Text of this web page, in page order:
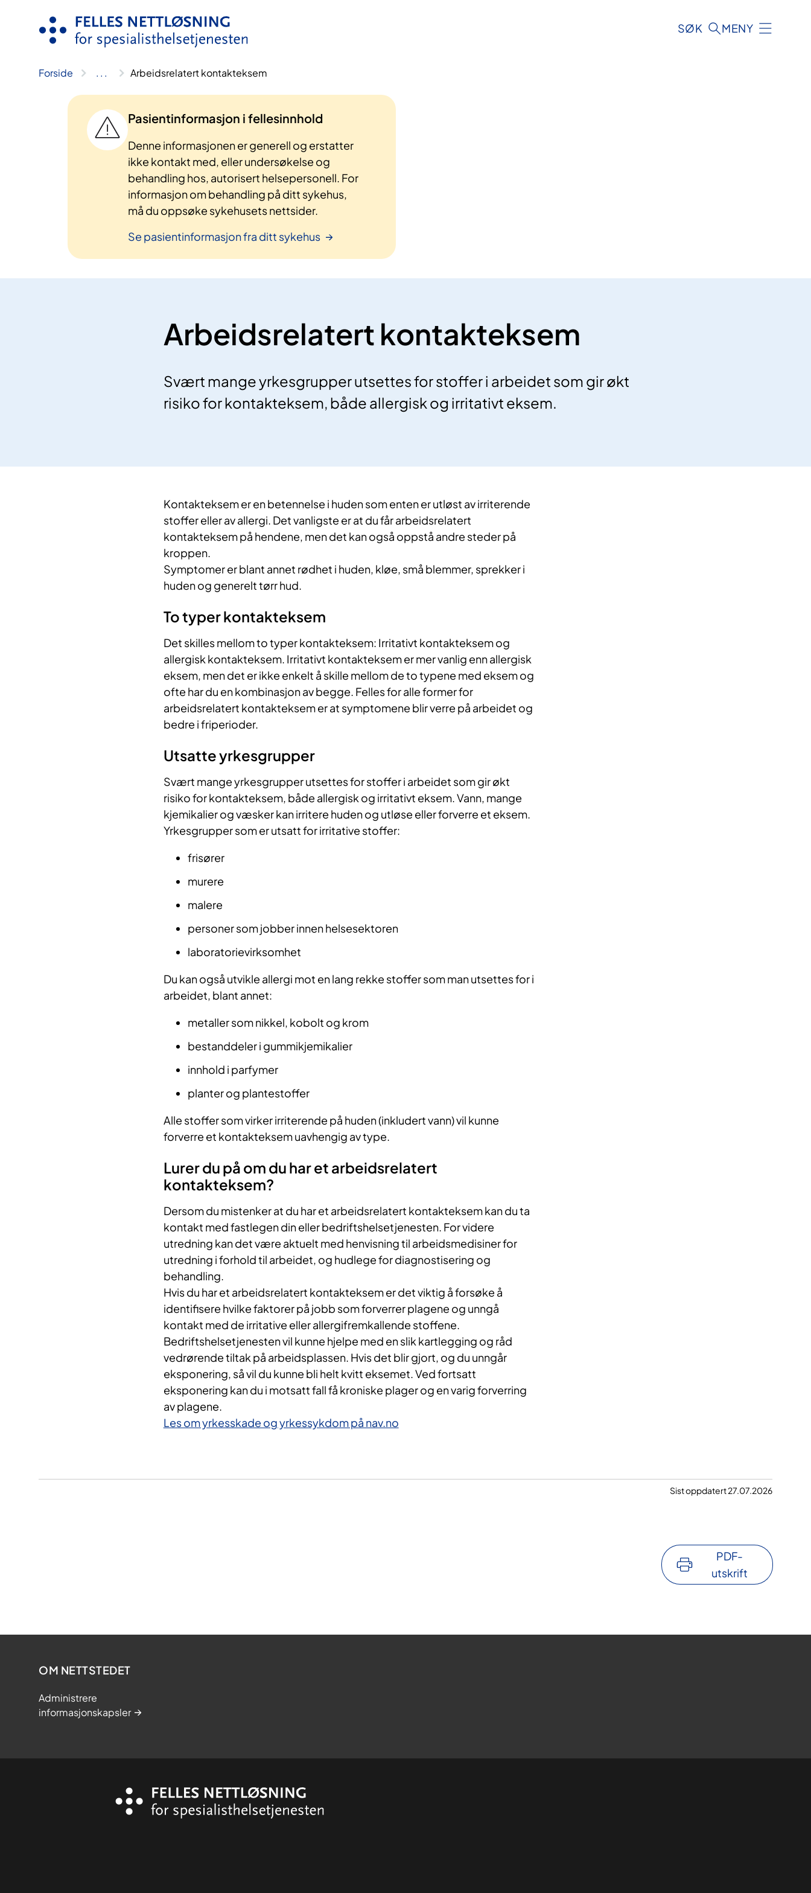
SØK MENY
Forside .. . Arbeidsrelatert kontakteksem
Pasientinformasjon i fellesinnhold
Denne informasjonen er generell og erstatter
ikke kontakt med, eller undersøkelse og
behandling hos, autorisert helsepersonell. For
informasjon om behandling på ditt sykehus,
må du oppsøke sykehusets nettsider.
Se pasientinformasjon fra ditt sykehus
Arbeidsrelatert kontakteksem
Svært mange yrkesgrupper utsettes for stoffer i arbeidet som gir økt
risiko for kontakteksem, både allergisk og irritativt eksem.
​Kontakteksem er en betennelse i huden som enten er utløst av irriterende
stoffer eller av allergi. Det vanligste er at du får arbeidsrelatert
kontakteksem på hendene, men det kan også oppstå andre steder på
kroppen.
Symptomer er blant annet rødhet i huden, kløe, små blemmer, sprekker i
huden og generelt tørr hud.
To typer kontakteksem
Det skilles mellom to typer kontakteksem: Irritativt kontakteksem og
allergisk kontakteksem. Irritativt kontakteksem er mer vanlig enn allergisk
eksem, men det er ikke enkelt å skille mellom de to typene med eksem og
ofte har du en kombinasjon av begge. Felles for alle former for
arbeidsrelatert kontakteksem er at symptomene blir verre på arbeidet og
bedre i friperioder.
Utsatte yrkesgrupper
Svært mange yrkesgrupper utsettes for stoffer i arbeidet som gir økt
risiko for kontakteksem, både allergisk og irritativt eksem. Vann, mange
kjemikalier og væsker kan irritere huden og utløse eller forverre et eksem.
Yrkesgrupper som er utsatt for irritative stoffer:
frisører
murere
malere
personer som jobber innen helsesektoren
laboratorievirksomhet
Du kan også utvikle allergi mot en lang rekke stoffer som man utsettes for i
arbeidet, blant annet:
metaller som nikkel, kobolt og krom
bestanddeler i gummikjemikalier
innhold i parfymer
planter og plantestoffer
Alle stoffer som virker irriterende på huden (inkludert vann) vil kunne
forverre et kontakteksem uavhengig av type.
Lurer du på om du har et arbeidsrelatert
kontakteksem?
Dersom du mistenker at du har et arbeidsrelatert kontakteksem kan du ta
kontakt med fastlegen din eller bedriftshelsetjenesten. For videre
utredning kan det være aktuelt med henvisning til arbeidsmedisiner for
utredning i forhold til arbeidet, og hudlege for diagnostisering og
behandling.
Hvis du har et arbeidsrelatert kontakteksem er det viktig å forsøke å
identifisere hvilke faktorer på jobb som forverrer plagene og unngå
kontakt med de irritative eller allergifremkallende stoffene.
Bedriftshelsetjenesten vil kunne hjelpe med en slik kartlegging og råd
vedrørende tiltak på arbeidsplassen. Hvis det blir gjort, og du unngår
eksponering, så vil du kunne bli helt kvitt eksemet. Ved fortsatt
eksponering kan du i motsatt fall få kroniske plager og en varig forverring
av plagene.
Les om yrkesskade og yrkessykdom på nav.no
Sist oppdatert 27.07.2026
PDF-
utskrift
OM NETTSTEDET
Administrere
informasjonskapsler